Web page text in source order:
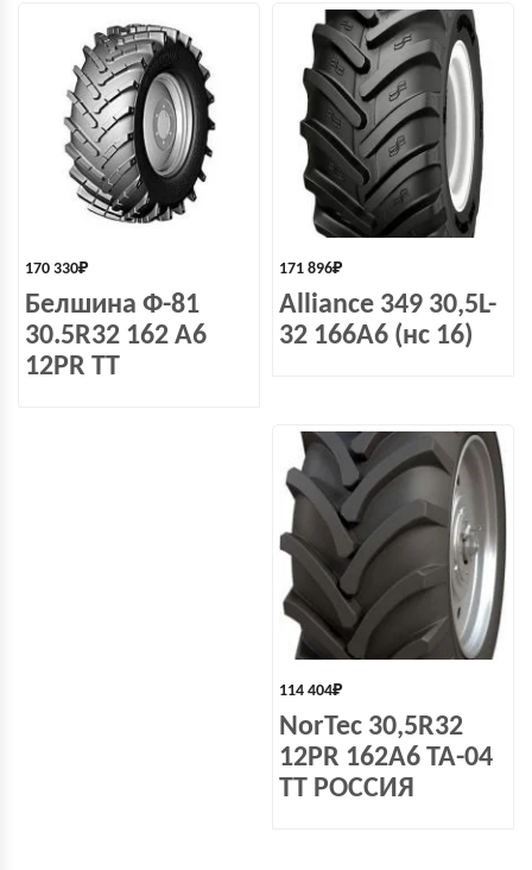
170 330₽
Белшина Ф-81
30.5R32 162 A6
12PR TT
171 896₽
Alliance 349 30,5L-
32 166A6 (нс 16)
114 404₽
NorTec 30,5R32
12PR 162A6 TA-04
TT РОССИЯ